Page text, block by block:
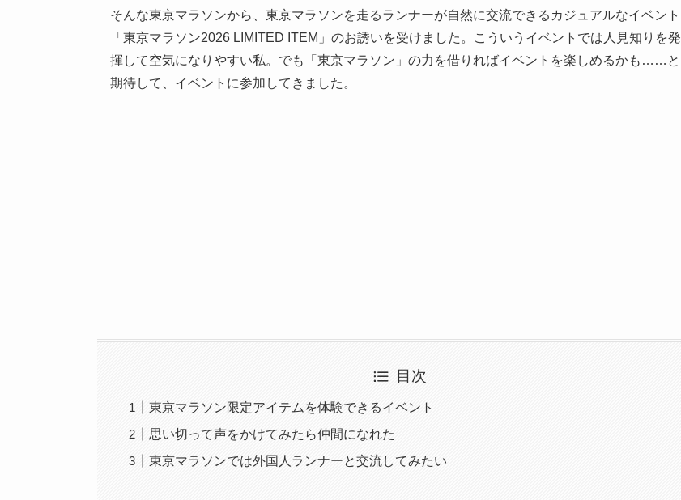
そんな東京マラソンから、東京マラソンを走るランナーが自然に交流できるカジュアルなイベント
「東京マラソン2026 LIMITED ITEM」のお誘いを受けました。こういうイベントでは人見知りを発
揮して空気になりやすい私。でも「東京マラソン」の力を借りればイベントを楽しめるかも……と
期待して、イベントに参加してきました。
目次
東京マラソン限定アイテムを体験できるイベント
思い切って声をかけてみたら仲間になれた
東京マラソンでは外国人ランナーと交流してみたい